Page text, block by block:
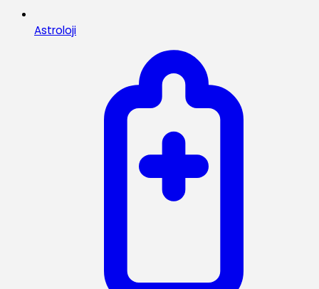
Astroloji